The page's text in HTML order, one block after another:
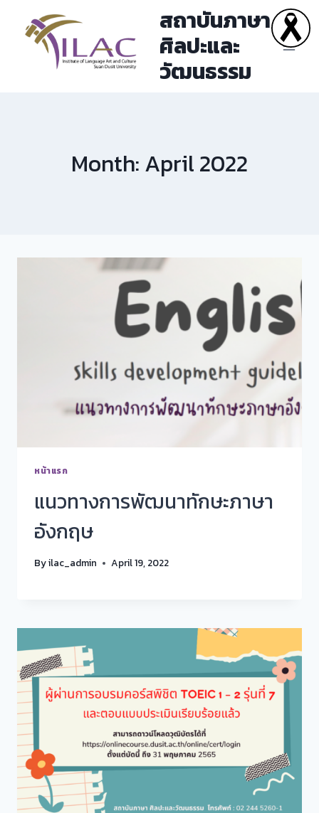
content
สถาบันภาษา
ศิลปะและ
วัฒนธรรม
Month: April 2022
หน้าแรก
แนวทางการพัฒนาทักษะภาษา
อังกฤษ
Byilac_admin April 19, 2022